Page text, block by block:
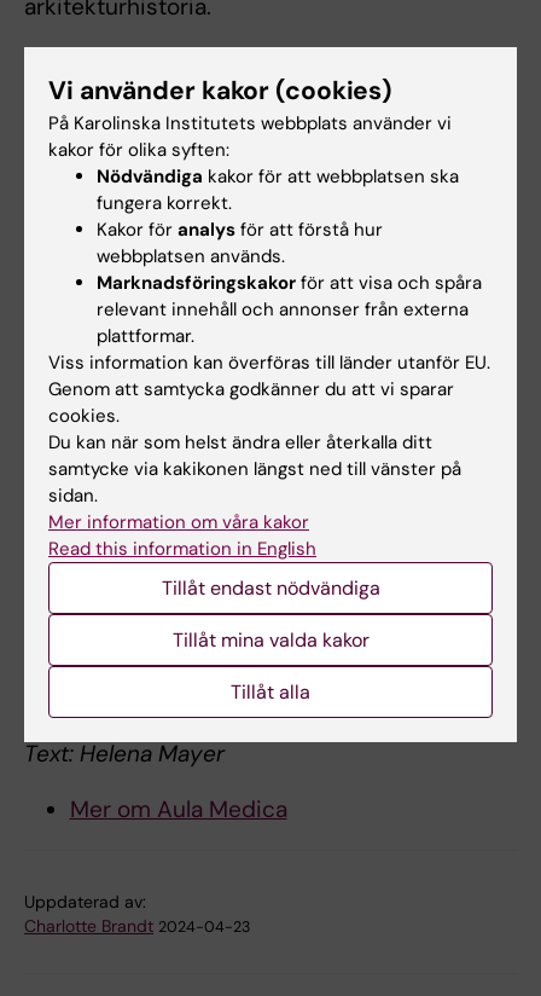
arkitekturhistoria.
som uttrycksfull, solitär och kompromisslös,
överblickande Karolinska
universitetssjukhuset och Gammelgården
med Tiondeladan.
– Aula Medica framhäver universitetets
närvaro tydligt och blir en ändamålsenlig plats
för både fest och vetenskap med
inspirerande diskussioner där vetenskapliga
paradigm diskuteras och utmanas. En
generös gåva gjorde detta till verklighet, sa
Anders Hamsten.
Han målade upp framtidsbilden av KI och
Hagastaden, med världens modernaste
universitetssjukhus och Biomedicum,
världens största och bäst utrustade
forskningslaboratorium - nära till patienterna
och för människors hälsa. Anders Hamsten
tackade också alla som bidragit till byggandet
Text: Helena Mayer
Mer om Aula Medica
Uppdaterad av:
Charlotte Brandt 2024-04-23
Vi använder kakor (cookies)
På Karolinska Institutets webbplats använder vi
kakor för olika syften:
Nödvändiga kakor för att webbplatsen ska
fungera korrekt.
Kakor för analys för att förstå hur
webbplatsen används.
Marknadsföringskakor för att visa och spåra
relevant innehåll och annonser från externa
plattformar.
Viss information kan överföras till länder utanför EU.
Genom att samtycka godkänner du att vi sparar
cookies.
Du kan när som helst ändra eller återkalla ditt
samtycke via kakikonen längst ned till vänster på
sidan.
Mer information om våra kakor
Read this information in English
Tillåt endast nödvändiga
Tillåt mina valda kakor
Tillåt alla